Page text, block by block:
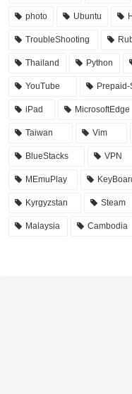
photo Ubuntu
TroubleShooting
Thailand Python
YouTube Prepaid-
iPad MicrosoftEdge
Taiwan Vim
BlueStacks VPN
MEmuPlay
Kyrgyzstan Steam
Malaysia Cambodia